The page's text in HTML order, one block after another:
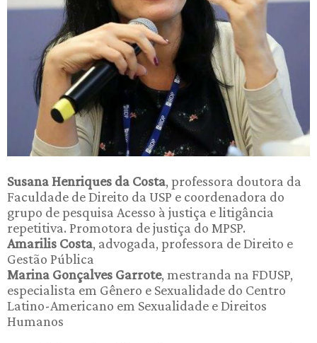
Susana Henriques da Costa, professora doutora da
Faculdade de Direito da USP e coordenadora do
grupo de pesquisa Acesso à justiça e litigância
repetitiva. Promotora de justiça do MPSP.
Amarilis Costa, advogada, professora de Direito e
Gestão Pública
Marina Gonçalves Garrote, mestranda na FDUSP,
especialista em Gênero e Sexualidade do Centro
Latino-Americano em Sexualidade e Direitos
Humanos